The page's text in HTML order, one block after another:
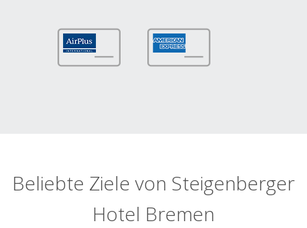
Beliebte Ziele von Steigenberger
Hotel Bremen